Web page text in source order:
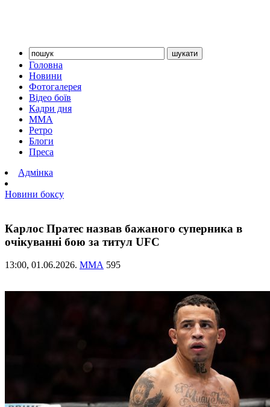
Головна
Новини
Фотогалерея
Відео боїв
Кадри дня
ММА
Ретро
Блоги
Преса
Адмінка
Новини боксу
Карлос Пратес назвав бажаного суперника в
очікуванні бою за титул UFC
13:00, 01.06.2026. ММА 595